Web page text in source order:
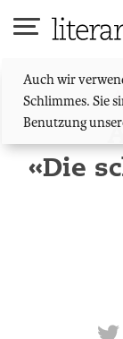
Auch wir
Schlimmes. Sie
Benutzung
«Die